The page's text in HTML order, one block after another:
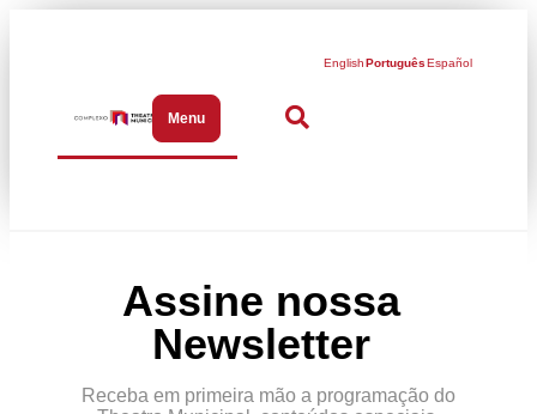
MenuAbrir menu de navegação
EnglishPortuguêsEspañol
Assine nossa
Newsletter
Receba em primeira mão a programação do